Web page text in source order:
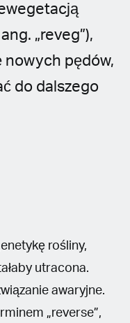
„reveg”),
nowych pędów,
do dalszego
rośliny,
utracona.
awaryjne.
„reverse”,